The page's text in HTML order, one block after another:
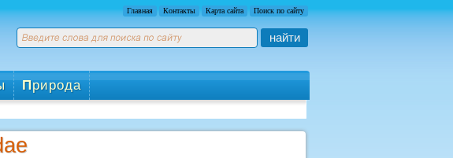
Главная Контакты Карта сайта Поиск по сайту
найти
Природа